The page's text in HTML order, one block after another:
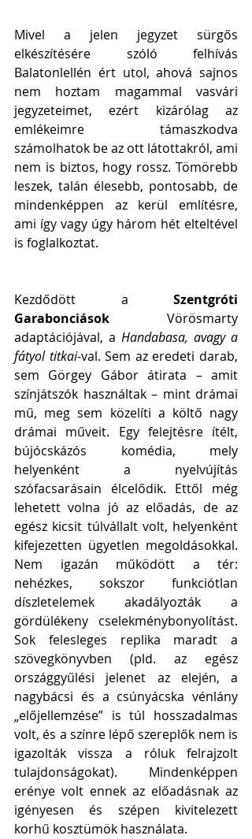
Mivel a jelen jegyzet sürgős
elkészítésére szóló felhívás
Balatonlellén ért utol, ahová sajnos
nem hoztam magammal vasvári
jegyzeteimet, ezért kizárólag az
emlékeimre támaszkodva
számolhatok be az ott látottakról, ami
nem is biztos, hogy rossz. Tömörebb
leszek, talán élesebb, pontosabb, de
mindenképpen az kerül említésre,
ami így vagy úgy három hét elteltével
is foglalkoztat.
Kezdődött a Szentgróti
Garabonciások Vörösmarty
adaptációjával, a Handabasa, avagy a
fátyol titkai-val. Sem az eredeti darab,
sem Görgey Gábor átirata – amit
színjátszók használtak – mint drámai
mű, meg sem közelíti a költő nagy
drámai műveit. Egy felejtésre ítélt,
bújócskázós komédia, mely
helyenként a nyelvújítás
szófacsarásain élcelődik. Ettől még
lehetett volna jó az előadás, de az
egész kicsit túlvállalt volt, helyenként
kifejezetten ügyetlen megoldásokkal.
Nem igazán működött a tér:
nehézkes, sokszor funkciótlan
díszletelemek akadályozták a
gördülékeny cselekménybonyolítást.
Sok felesleges replika maradt a
szövegkönyvben (pld. az egész
országgyűlési jelenet az elején, a
nagybácsi és a csúnyácska vénlány
„előjellemzése” is túl hosszadalmas
volt, és a színre lépő szereplők nem is
igazolták vissza a róluk felrajzolt
tulajdonságokat). Mindenképpen
erénye volt ennek az előadásnak az
igényesen és szépen kivitelezett
korhű kosztümök használata.